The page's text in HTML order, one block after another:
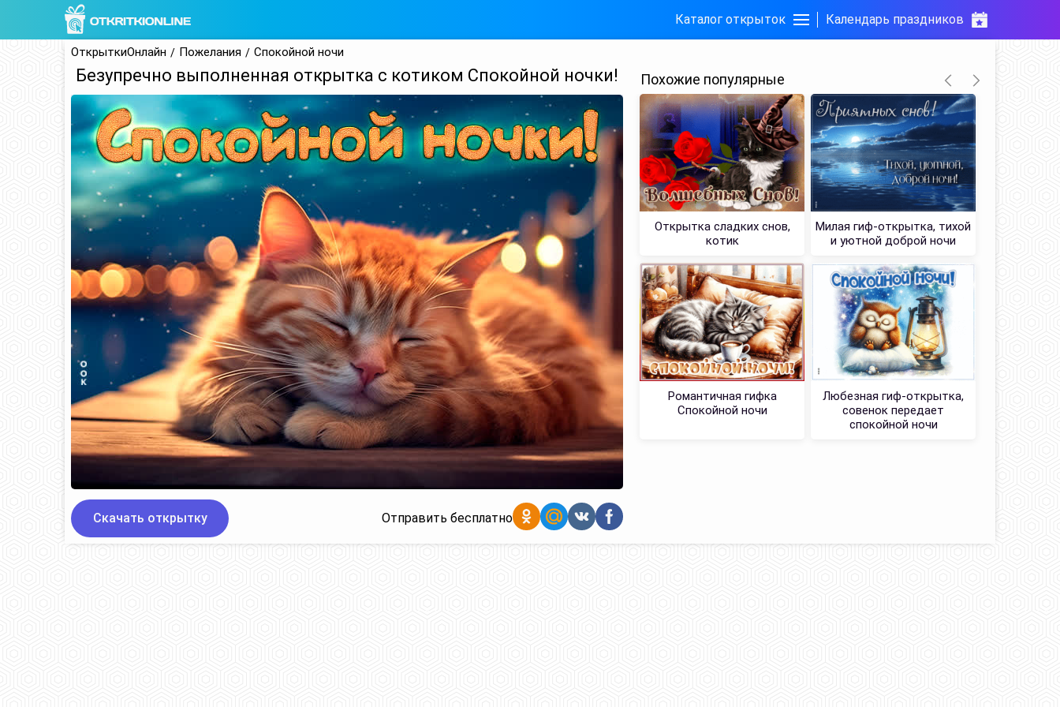
Каталог открыток Календарь праздников
ОткрыткиОнлайн Пожелания Спокойной ночи
Безупречно выполненная открытка с котиком Спокойной ночки!
Скачать открытку Отправить бесплатно
Похожие популярные
Открытка сладких снов,
котик
Милая гиф-открытка, тихой
и уютной доброй ночи
Романтичная гифка
Спокойной ночи
Любезная гиф-открытка,
совенок передает
спокойной ночи